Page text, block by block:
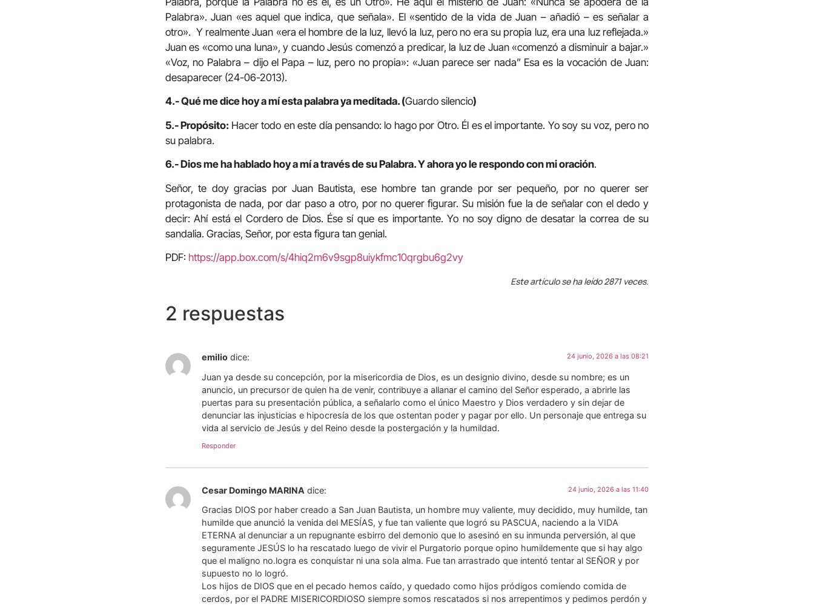
Palabra». Juan «es aquel que indica, que señala». El «sentido de la vida de Juan – añadió – es señalar a
otro». Y realmente Juan «era el hombre de la luz, llevó la luz, pero no era su propia luz, era una luz reflejada.»
Juan es «como una luna», y cuando Jesús comenzó a predicar, la luz de Juan «comenzó a disminuir a bajar.»
«Voz, no Palabra – dijo el Papa – luz, pero no propia»: «Juan parece ser nada” Esa es la vocación de Juan:
desaparecer (24-06-2013).
4.- Qué me dice hoy a mí esta palabra ya meditada. (Guardo silencio)
5.- Propósito: Hacer todo en este día pensando: lo hago por Otro. Él es el importante. Yo soy su voz, pero no
su palabra.
6.- Dios me ha hablado hoy a mí a través de su Palabra. Y ahora yo le respondo con mi oración.
Señor, te doy gracias por Juan Bautista, ese hombre tan grande por ser pequeño, por no querer ser
protagonista de nada, por dar paso a otro, por no querer figurar. Su misión fue la de señalar con el dedo y
decir: Ahí está el Cordero de Dios. Ése sí que es importante. Yo no soy digno de desatar la correa de su
sandalia. Gracias, Señor, por esta figura tan genial.
PDF: https://app.box.com/s/4hiq2m6v9sgp8uiykfmc10qrgbu6g2vy
Este artículo se ha leído 2871 veces.
2 respuestas
emilio dice: 24 junio, 2026 a las 08:21
Juan ya desde su concepción, por la misericordia de Dios, es un designio divino, desde su nombre; es un
anuncio, un precursor de quien ha de venir, contribuye a allanar el camino del Señor esperado, a abrirle las
puertas para su presentación pública, a señalarlo como el único Maestro y Dios verdadero y sin dejar de
denunciar las injusticias e hipocresía de los que ostentan poder y pagar por ello. Un personaje que entrega su
vida al servicio de Jesús y del Reino desde la postergación y la humildad.
Responder
Cesar Domingo MARINA dice: 24 junio, 2026 a las 11:40
Gracias DIOS por haber creado a San Juan Bautista, un hombre muy valiente, muy decidido, muy humilde, tan
humilde que anunció la venida del MESÍAS, y fue tan valiente que logró su PASCUA, naciendo a la VIDA
ETERNA al denunciar a un repugnante esbirro del demonio que lo asesinó en su inmunda perversión, al que
seguramente JESÚS lo ha rescatado luego de vivir el Purgatorio porque opino humildemente que si hay algo
que el maligno no.logra es conquistar ni una sola alma. Fue tan arrastrado que intentó tentar al SEÑOR y por
supuesto no lo logró.
Los hijos de DIOS que en el pecado hemos caído, y quedado como hijos pródigos comiendo comida de
cerdos, por el PADRE MISERICORDIOSO siempre somos rescatados si nos arrepentimos y pedimos perdón y